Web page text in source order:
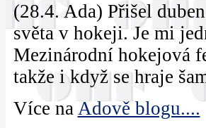
(28.4. Ada) Přišel
světa v hokeji. Je mi
Mezinárodní hokejová
takže i když se hraje
Více naAdově blogu....